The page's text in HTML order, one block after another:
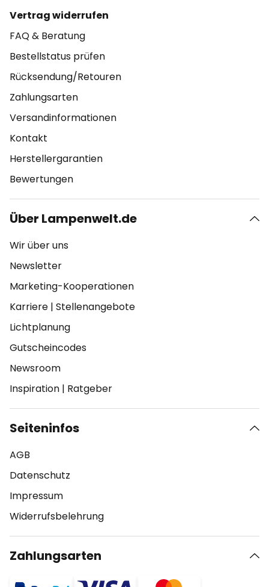
Vertrag widerrufen
FAQ & Beratung
Bestellstatus prüfen
Rücksendung/Retouren
Zahlungsarten
Versandinformationen
Kontakt
Herstellergarantien
Bewertungen
Über Lampenwelt.de
Wir über uns
Newsletter
Marketing-Kooperationen
Karriere | Stellenangebote
Lichtplanung
Gutscheincodes
Newsroom
Inspiration | Ratgeber
Seiteninfos
AGB
Datenschutz
Impressum
Widerrufsbelehrung
Zahlungsarten